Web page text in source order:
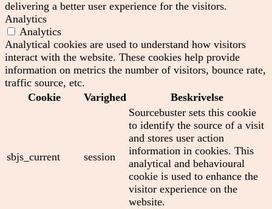
delivering a better user experience for the visitors.
Analytics
Analytics
Analytical cookies are used to understand how visitors
interact with the website. These cookies help provide
information on metrics the number of visitors, bounce rate,
traffic source, etc.
Cookie
Varighed Beskrivelse
sbjs_current session
Sourcebuster sets this cookie
to identify the source of a visit
and stores user action
information in cookies. This
analytical and behavioural
cookie is used to enhance the
visitor experience on the
website.